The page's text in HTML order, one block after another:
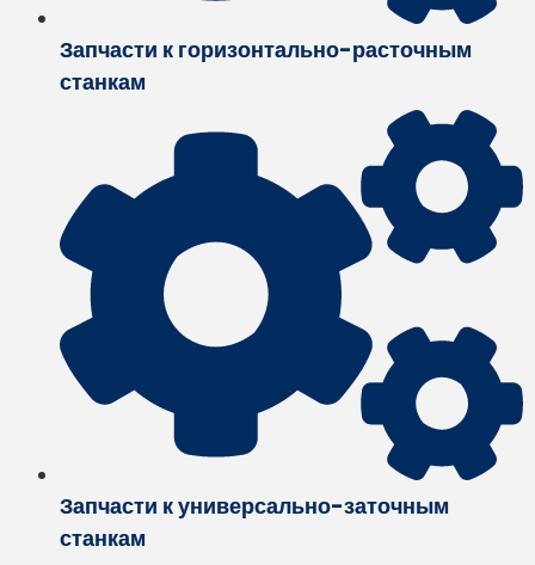
Запчасти к горизонтально-расточным
станкам
Запчасти к универсально-заточным
станкам